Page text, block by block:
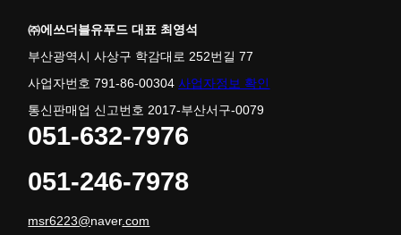
㈜에쓰더블유푸드 대표 최영석
부산광역시 사상구 학감대로 252번길 77
사업자번호 791-86-00304사업자정보 확인
통신판매업 신고번호 2017-부산서구-0079
051-632-7976
051-246-7978
msr6223@naver.com